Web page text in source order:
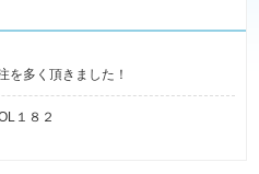
を多く頂きました！
１８２